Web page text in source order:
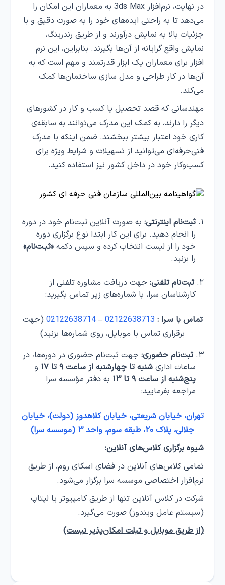
در نهایت، نرم‌افزار 3ds Max به معماران این امکان را
می‌دهد تا به راحتی ایده‌های خود را به صورت دقیق و با
جزئیات بالا به نمایش درآورند و از طریق رندرینگ،
نمایش واقع گرایانه از آن‌ها بگیرند. بنابراین، این نرم
افزار برای معماران یک ابزار قدرتمند و مهم است که به
آن‌ها در کار طراحی و مدل سازی ساختمان‌ها کمک
می‌کند.
مهندسانی که قصد تحصیل یا کسب و کار در کشورهای
دیگر را دارند، به کمک این مدرک می‌توانند به سابقه‌ی
کاری خود اعتبار بیشتر ببخشند. ضمن اینکه با مدرک
فنی‌حرفه‌ای می‌توانید از تسهیلات و شرایط ویژه برای
کسب‌و‌کار خود در داخل کشور نیز استفاده کنید.
ثبت‌نام اینترنتی: به صورت آنلاین ثبت‌نام خود در دوره
را انجام دهید. برای این کار ابتدا نوع برگزاری دوره
خود را از لیست انتخاب کرده و سپس دکمه«ثبـت‌نام»
را بزنید.
ثبت‌نام تلفنی: جهت دریافت مشاوره تلفنی از
کارشناسان سرا، با شماره‌های زیر تماس بگیرید:
تماس با سـرا : 02122638713
–
02122638714 (جهت
برقراری تماس با موبایل، روی شماره‌ها بزنید)
ثبت‌نام حضوری: جهت ثبت‌نام حضوری در دوره‌ها، در
ساعات اداریشنبه تا چهارشنبه از ساعت ۹ تا ۱۷
و
پنج‌شنبه از ساعت ۹ تا ۱۳
به دفتر مؤسسه سرا
مراجعه بفرمایید:
تهران، خیابان شریعتی، خیابان کلاهدوز (دولت)، خیابان
جلالی، پلاک ۲۰، طبقه سوم، واحد ۳ (موسسه سرا)
شیوه برگزاری کلاس‌های آنلاین:
تمامی کلاس‌های آنلاین در فضای اسکای روم، از طریق
نرم‌افزار اختصاصی موسسه سرا برگزار می‌شود.
شرکت در کلاس‌ آنلاین تنها از طریق کامپیوتر یا لپتاپ
(سیستم عامل ویندوز) صورت می‌گیرد.
(از طریق موبایل و تبلت امکان‌پذیر نیست)